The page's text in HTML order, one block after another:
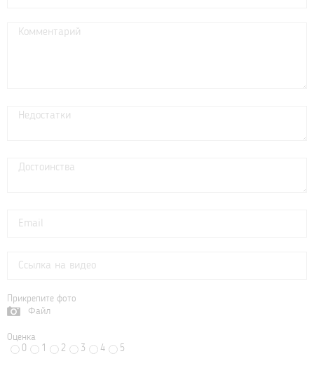
Прикрепите фото
Файл
Оценка
0
1 2 3 4 5